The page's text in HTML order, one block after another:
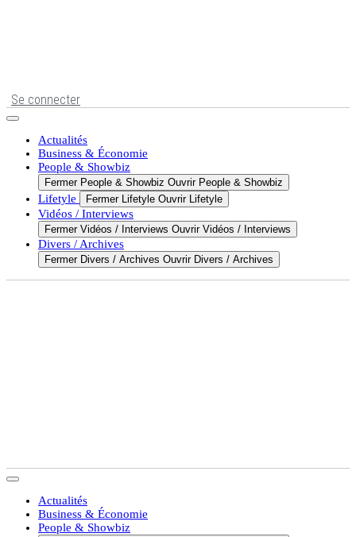
Se connecter
Actualités
Business & Économie
People & Showbiz
Fermer People & Showbiz Ouvrir People & Showbiz
Lifetyle Fermer Lifetyle Ouvrir Lifetyle
Vidéos / Interviews
Fermer Vidéos / Interviews Ouvrir Vidéos / Interviews
Divers / Archives
Fermer Divers / Archives Ouvrir Divers / Archives
Actualités
Business & Économie
People & Showbiz